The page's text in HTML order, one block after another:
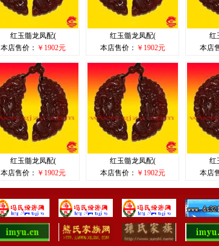
红玉髓龙凤配(
本店售价： ￥1902元
红玉髓龙凤配(
本店售价： ￥1902元
红
本店
红玉髓龙凤配(
本店售价： ￥1902元
红玉髓龙凤配(
本店售价： ￥1902元
红
本店